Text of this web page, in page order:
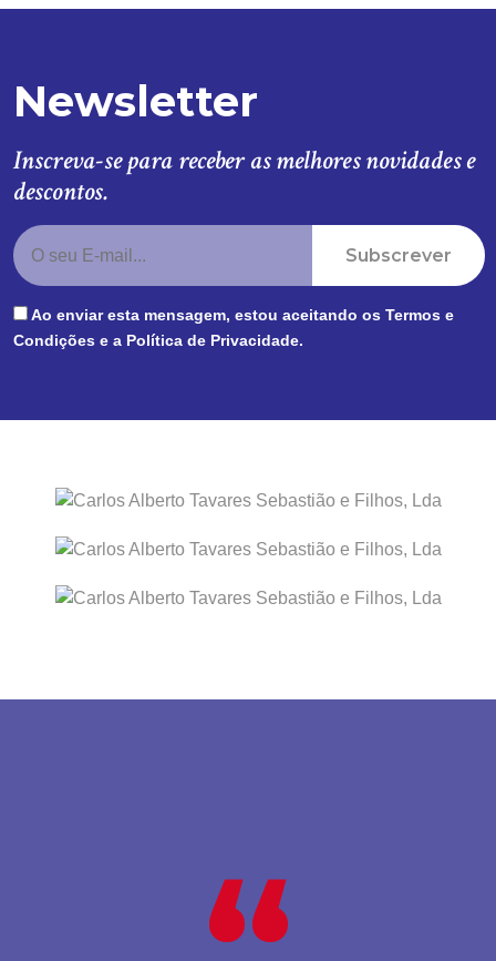
Newsletter
Inscreva-se para receber as melhores novidades e
descontos.
Subscrever
Ao enviar esta mensagem, estou aceitando os Termos e
Condições e a Política de Privacidade.